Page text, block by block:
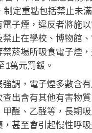
制定重點包括禁止未
子煙，違反者將施
止在學校、博物館
菸場所吸食電子煙
1萬元罰鍰。
調，電子煙多數含有
出含有其他有害物
醛、乙醛等，長期
甚至會引起慢性呼吸